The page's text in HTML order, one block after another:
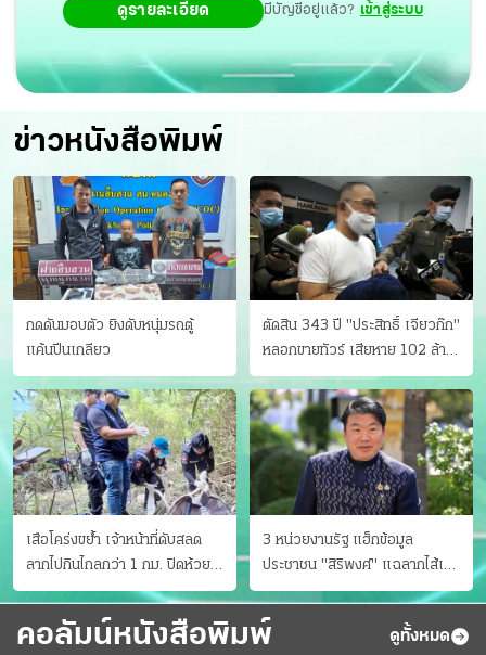
ดูรายละเอียด มีบัญชีอยู่แล้ว? เข้าสู่ระบบ
ข่าวหนังสือพิมพ์
กดดันมอบตัว ยิงดับหนุ่มรถตู้
แค้นปีนเกลียว
ตัดสิน 343 ปี "ประสิทธิ์ เจียวก๊ก"
หลอกขายทัวร์ เสียหาย 102 ล้าน
มีเหยื่อ 173 คน
เสือโคร่งขย้ำ เจ้าหน้าที่ดับสลด
ลากไปกินไกลกว่า 1 กม. ปิดห้วย
ขาแข้งชั่วคราว
3 หน่วยงานรัฐ แฮ็กข้อมูล
ประชาชน "สิริพงศ์" แฉลากไส้เอง
"หนู" กอด "หนิม" สยบลือ
คอลัมน์หนังสือพิมพ์ ดูทั้งหมด